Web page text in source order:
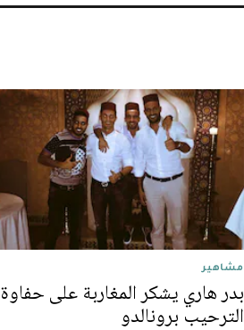
مشاهير
بدر هاري يشكر المغاربة على حفاوة
الترحيب برونالدو